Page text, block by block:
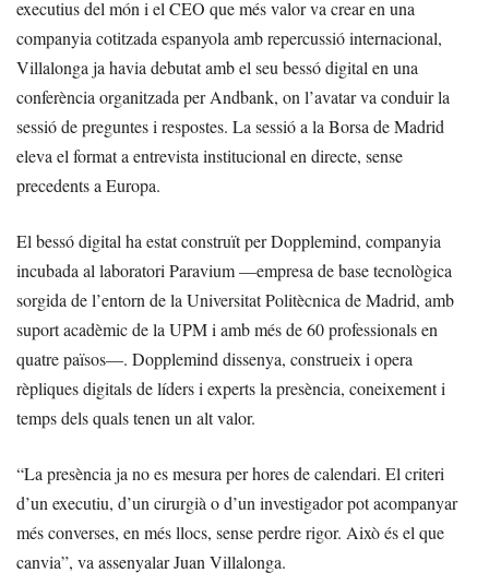
executius del món i el CEO que més valor va crear en una
companyia cotitzada espanyola amb repercussió internacional,
Villalonga ja havia debutat amb el seu bessó digital en una
conferència organitzada per Andbank, on l’avatar va conduir la
sessió de preguntes i respostes. La sessió a la Borsa de Madrid
eleva el format a entrevista institucional en directe, sense
precedents a Europa.
El bessó digital ha estat construït per Dopplemind, companyia
incubada al laboratori Paravium —empresa de base tecnològica
sorgida de l’entorn de la Universitat Politècnica de Madrid, amb
suport acadèmic de la UPM i amb més de 60 professionals en
quatre països—. Dopplemind dissenya, construeix i opera
rèpliques digitals de líders i experts la presència, coneixement i
temps dels quals tenen un alt valor.
“La presència ja no es mesura per hores de calendari. El criteri
d’un executiu, d’un cirurgià o d’un investigador pot acompanyar
més converses, en més llocs, sense perdre rigor. Això és el que
canvia”, va assenyalar Juan Villalonga.